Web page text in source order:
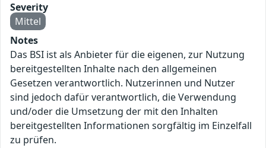
Severity
Mittel
Notes
Das BSI ist als Anbieter für die eigenen, zur Nutzung
bereitgestellten Inhalte nach den allgemeinen
Gesetzen verantwortlich. Nutzerinnen und Nutzer
sind jedoch dafür verantwortlich, die Verwendung
und/oder die Umsetzung der mit den Inhalten
bereitgestellten Informationen sorgfältig im Einzelfall
zu prüfen.